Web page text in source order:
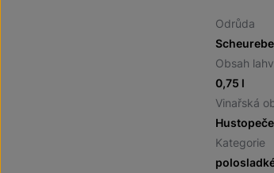
Odrůda
Scheurebe
Obsah
0,75 l
Vinařská
Hustopeče
Kategorie